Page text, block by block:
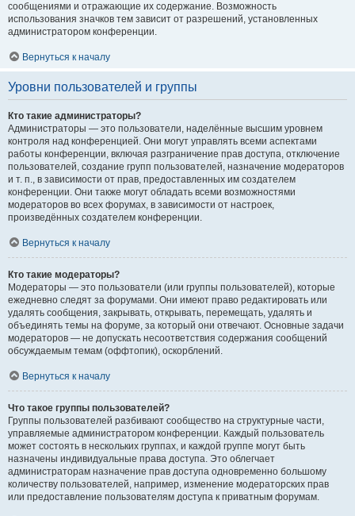
сообщениями и отражающие их содержание. Возможность
использования значков тем зависит от разрешений, установленных
администратором конференции.
Вернуться к началу
Уровни пользователей и группы
Кто такие администраторы?
Администраторы — это пользователи, наделённые высшим уровнем
контроля над конференцией. Они могут управлять всеми аспектами
работы конференции, включая разграничение прав доступа, отключение
пользователей, создание групп пользователей, назначение модераторов
и т. п., в зависимости от прав, предоставленных им создателем
конференции. Они также могут обладать всеми возможностями
модераторов во всех форумах, в зависимости от настроек,
произведённых создателем конференции.
Вернуться к началу
Кто такие модераторы?
Модераторы — это пользователи (или группы пользователей), которые
ежедневно следят за форумами. Они имеют право редактировать или
удалять сообщения, закрывать, открывать, перемещать, удалять и
объединять темы на форуме, за который они отвечают. Основные задачи
модераторов — не допускать несоответствия содержания сообщений
обсуждаемым темам (оффтопик), оскорблений.
Вернуться к началу
Что такое группы пользователей?
Группы пользователей разбивают сообщество на структурные части,
управляемые администратором конференции. Каждый пользователь
может состоять в нескольких группах, и каждой группе могут быть
назначены индивидуальные права доступа. Это облегчает
администраторам назначение прав доступа одновременно большому
количеству пользователей, например, изменение модераторских прав
или предоставление пользователям доступа к приватным форумам.